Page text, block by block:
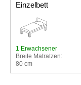
Einzelbett
1 Erwachsener
Breite Matratzen:
80 cm